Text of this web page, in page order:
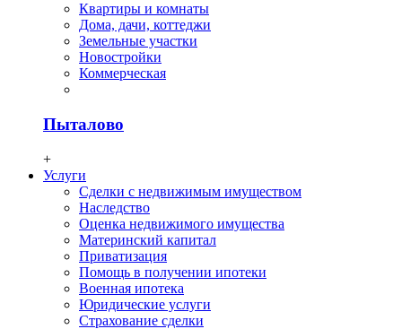
Квартиры и комнаты
Дома, дачи, коттеджи
Земельные участки
Новостройки
Коммерческая
Пыталово
+
Услуги
Сделки с недвижимым имуществом
Наследство
Оценка недвижимого имущества
Материнский капитал
Приватизация
Помощь в получении ипотеки
Военная ипотека
Юридические услуги
Страхование сделки